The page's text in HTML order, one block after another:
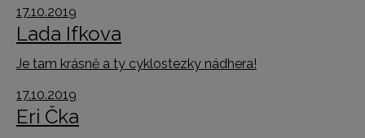
17.10.2019
Lada Ifkova
Je tam krásně a ty cyklostezky nádhera!
17.10.2019
Eri Čka